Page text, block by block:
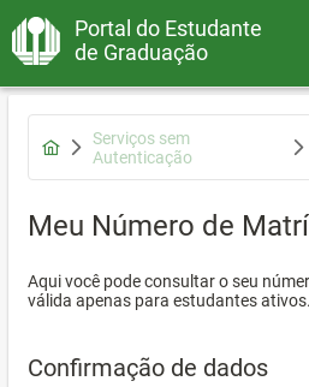
Portal do Estudante
de Graduação
Serviços sem
Autenticação
Meu Número de
Aqui você pode consultar o seu
válida apenas para estudantes ativos.
Confirmação de dados